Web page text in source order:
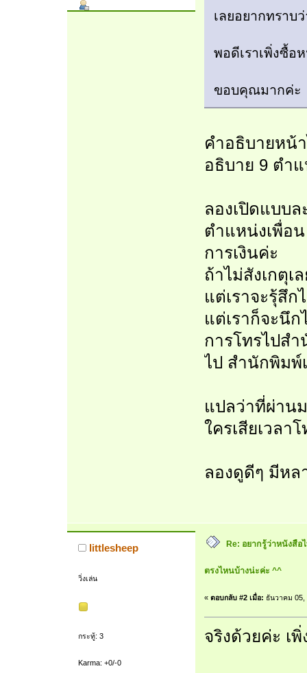
เลยอยากทราบ
พอดีเราเพิ่งซื้อ
ขอบคุณมากค่
คำอธิบายหน้
อธิบาย 9 ตำ
ลองเปิดแบบล
ตำแหน่งเพื่อ
การเงินค่ะ
ถ้าไม่สังเกตุเ
แต่เราจะรุ้สึ
แต่เราก็จะนึ
การโทรไปส
ไป สำนักพิมพ์
แปลว่าที่ผ่าน
ใครเสียเวลา
ลองดูดีๆ มีหล
littlesheep
วิ่งเล่น
กระทู้: 3
Karma: +0/-0
Re: อยากรู้ว่าหนังสือ
ตรงไหนบ้างน่ะค่ะ ^^
« ตอบกลับ #2 เมื่อ: ธันวาคม 05,
จริงด้วยค่ะ เ